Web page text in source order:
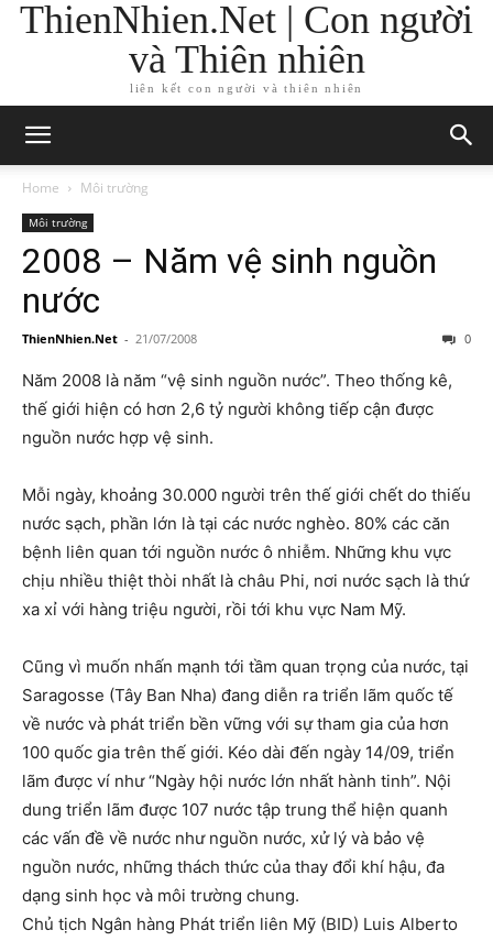
ThienNhien.Net | Con người
và Thiên nhiên
liên kết con người và thiên nhiên
Home Môi trường
Môi trường
2008 – Năm vệ sinh nguồn
nước
ThienNhien.Net - 21/07/2008 0
Năm 2008 là năm “vệ sinh nguồn nước”. Theo thống kê,
thế giới hiện có hơn 2,6 tỷ người không tiếp cận được
nguồn nước hợp vệ sinh.
Mỗi ngày, khoảng 30.000 người trên thế giới chết do thiếu
nước sạch, phần lớn là tại các nước nghèo. 80% các căn
bệnh liên quan tới nguồn nước ô nhiễm. Những khu vực
chịu nhiều thiệt thòi nhất là châu Phi, nơi nước sạch là thứ
xa xỉ với hàng triệu người, rồi tới khu vực Nam Mỹ.
Cũng vì muốn nhấn mạnh tới tầm quan trọng của nước, tại
Saragosse (Tây Ban Nha) đang diễn ra triển lãm quốc tế
về nước và phát triển bền vững với sự tham gia của hơn
100 quốc gia trên thế giới. Kéo dài đến ngày 14/09, triển
lãm được ví như “Ngày hội nước lớn nhất hành tinh”. Nội
dung triển lãm được 107 nước tập trung thể hiện quanh
các vấn đề về nước như nguồn nước, xử lý và bảo vệ
nguồn nước, những thách thức của thay đổi khí hậu, đa
dạng sinh học và môi trường chung.
Chủ tịch Ngân hàng Phát triển liên Mỹ (BID) Luis Alberto